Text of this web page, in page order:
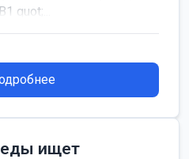
quot;...
еды ищет